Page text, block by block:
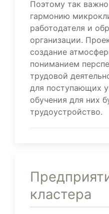
Поэтому так
гармонию
работодателя и
организации.
создание
пониманием
трудовой
для поступающих
обучения для них
трудоустройство.
кластера